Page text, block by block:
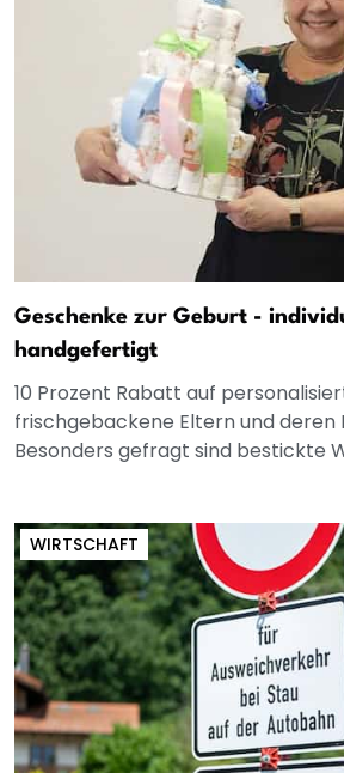
Geschenke zur Geburt -
handgefertigt
10 Prozent Rabatt auf
frischgebackene Eltern und deren
Besonders gefragt sind bestickte
WIRTSCHAFT